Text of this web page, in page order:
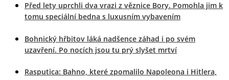
Před lety uprchli dva vrazi z věznice Bory. Pomohla jim k
tomu speciální bedna s luxusním vybavením
Bohnický hřbitov láká nadšence záhad i po svém
uzavření. Po nocích jsou tu prý slyšet mrtví
Rasputica: Bahno, které zpomalilo Napoleona i Hitlera,